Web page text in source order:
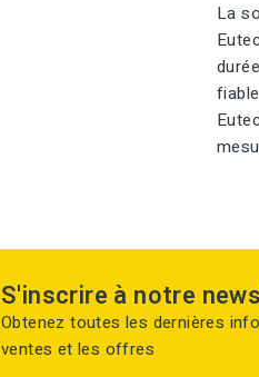
La
S'inscrire à notre
Obtenez toutes les dernières
ventes et les offres